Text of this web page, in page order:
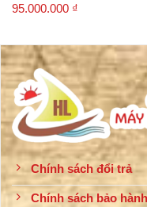
95.000.000 ₫
Chính sách đổi trả
Chính sách bảo hành